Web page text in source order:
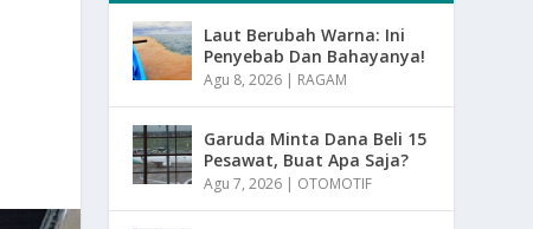
Laut Berubah Warna: Ini
Penyebab Dan Bahayanya!
Agu 8, 2026 | RAGAM
Garuda Minta Dana Beli 15
Pesawat, Buat Apa Saja?
Agu 7, 2026 | OTOMOTIF